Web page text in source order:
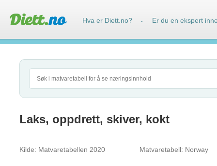
Laks, oppdrett, skiver, kokt
Kilde: Matvaretabellen 2020 Matvaretabell: Norway
Hva er Diett.no? · Er du en ekspert